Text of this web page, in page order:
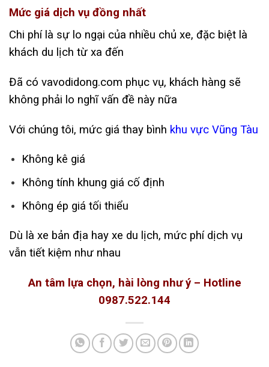
Mức giá dịch vụ đồng nhất
Chi phí là sự lo ngại của nhiều chủ xe, đặc biệt là
khách du lịch từ xa đến
Đã có vavodidong.com phục vụ, khách hàng sẽ
không phải lo nghĩ vấn đề này nữa
Với chúng tôi, mức giá thay bình khu vực Vũng Tàu
Không kê giá
Không tính khung giá cố định
Không ép giá tối thiểu
Dù là xe bản địa hay xe du lịch, mức phí dịch vụ
vẫn tiết kiệm như nhau
An tâm lựa chọn, hài lòng như ý – Hotline
0987.522.144